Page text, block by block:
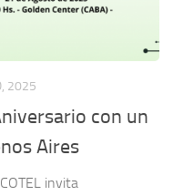
2025
con un
Aires
invita